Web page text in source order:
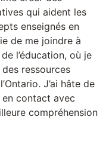
qui aident les
enseignés en
de me joindre à
l’éducation, où je
ressources
J’ai hâte de
contact avec
compréhension